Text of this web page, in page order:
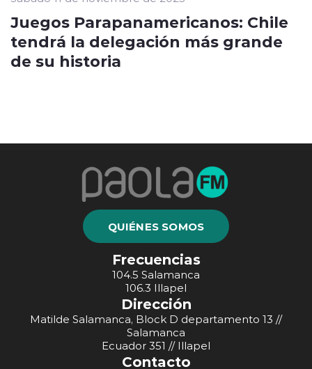
Juegos Parapanamericanos: Chile
tendrá la delegación más grande
de su historia
QUIÉNES SOMOS
Frecuencias
104.5 Salamanca
106.3 Illapel
Dirección
Matilde Salamanca, Block D departamento 13 //
Salamanca
Ecuador 351 // Illapel
Contacto